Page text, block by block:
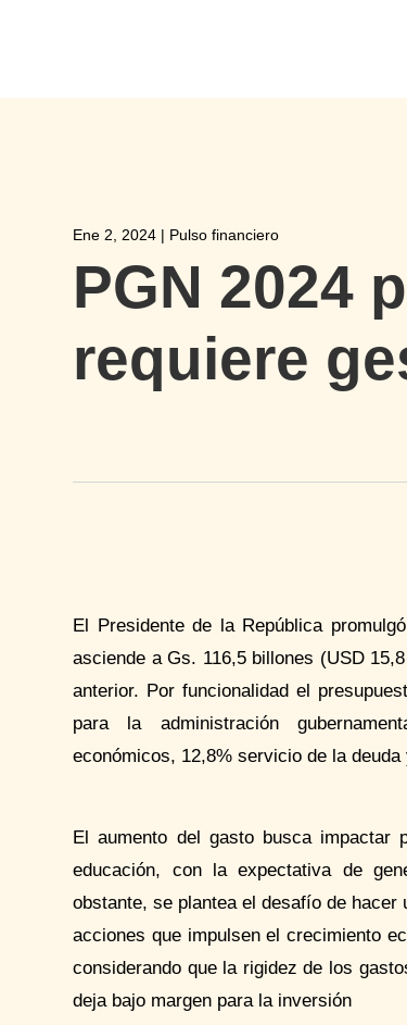
Ene 2, 2024 | Pulso financiero
PGN 2024
requiere
El Presidente de la República
asciende a Gs. 116,5 billones (USD
anterior. Por funcionalidad el
para la administración
económicos, 12,8% servicio de la
El aumento del gasto busca impactar
educación, con la expectativa de
obstante, se plantea el desafío de
acciones que impulsen el crecimiento
considerando que la rigidez de los
deja bajo margen para la inversión